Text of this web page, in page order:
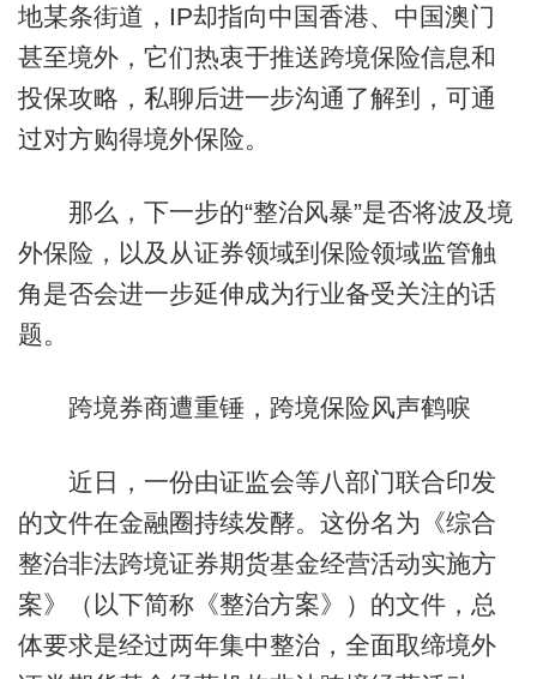
地某条街道，IP却指向中国香港、中国澳门
甚至境外，它们热衷于推送跨境保险信息和
投保攻略，私聊后进一步沟通了解到，可通
过对方购得境外保险。
那么，下一步的“整治风暴”是否将波及境
外保险，以及从证券领域到保险领域监管触
角是否会进一步延伸成为行业备受关注的话
题。
跨境券商遭重锤，跨境保险风声鹤唳
近日，一份由证监会等八部门联合印发
的文件在金融圈持续发酵。这份名为《综合
整治非法跨境证券期货基金经营活动实施方
案》（以下简称《整治方案》）的文件，总
体要求是经过两年集中整治，全面取缔境外